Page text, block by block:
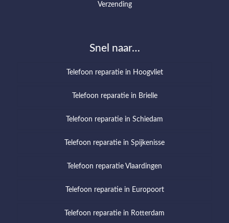
Verzending
Snel naar…
Telefoon reparatie in Hoogvliet
Telefoon reparatie in Brielle
Telefoon reparatie in Schiedam
Telefoon reparatie in Spijkenisse
Telefoon reparatie Vlaardingen
Telefoon reparatie in Europoort
Telefoon reparatie in Rotterdam